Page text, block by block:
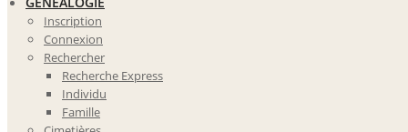
Inscription
Connexion
Rechercher
Recherche Express
Individu
Famille